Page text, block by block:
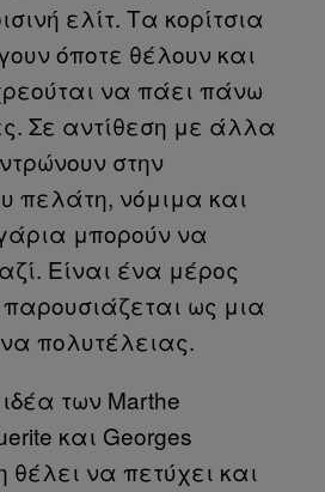
ελίτ. Τα κορίτσια
όποτε θέλουν και
να πάει πάνω
Σε αντίθεση με άλλα
στην
πελάτη, νόμιμα και
μπορούν να
Είναι ένα μέρος
ως μια
πολυτέλειας.
των Marthe
και Georges
θέλει να πετύχει και